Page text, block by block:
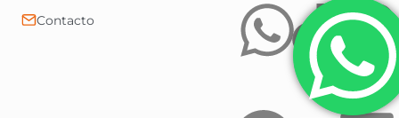
Contacto